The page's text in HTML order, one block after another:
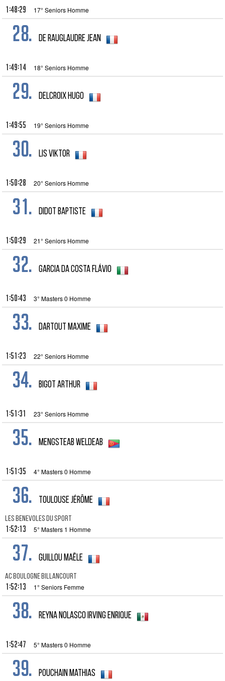
1:48:29 17° Seniors Homme
28. De Rauglaudre Jean
1:49:14 18° Seniors Homme
29. Delcroix Hugo
1:49:55 19° Seniors Homme
30. Lis Viktor
1:50:28 20° Seniors Homme
31. Didot Baptiste
1:50:29 21° Seniors Homme
32. Garcia da Costa Flávio
1:50:43 3° Masters 0 Homme
33. Dartout Maxime
1:51:23 22° Seniors Homme
34. Bigot Arthur
1:51:31 23° Seniors Homme
35. MENGSTEAB WELDEAB
1:51:35 4° Masters 0 Homme
36. Toulouse Jérôme
LES BENEVOLES DU SPORT
1:52:13 5° Masters 1 Homme
37. Guillou Maële
AC BOULOGNE BILLANCOURT
1:52:13 1° Seniors Femme
38. Reyna Nolasco Irving Enrique
1:52:47 5° Masters 0 Homme
39. Pouchain Mathias